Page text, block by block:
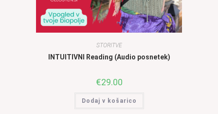
STORITVE
INTUITIVNI Reading (Audio posnetek)
€29.00
Dodaj v košarico